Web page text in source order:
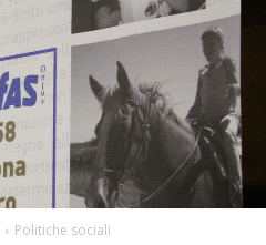
Politiche sociali